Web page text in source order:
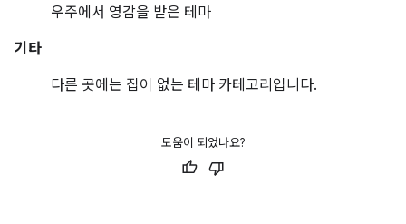
우주에서 영감을 받은 테마
기타
다른 곳에는 집이 없는 테마 카테고리입니다.
도움이 되었나요?